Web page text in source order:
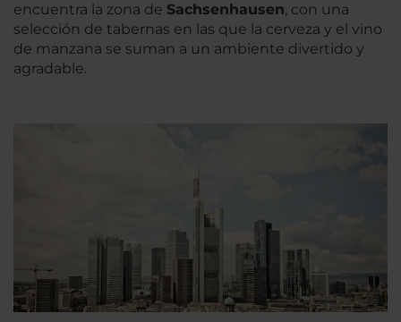
encuentra la zona de Sachsenhausen, con una
selección de tabernas en las que la cerveza y el vino
de manzana se suman a un ambiente divertido y
agradable.